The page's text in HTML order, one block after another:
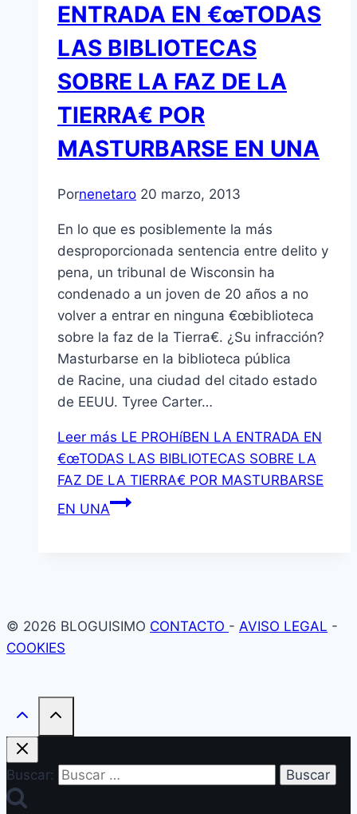
ENTRADA EN €œTODAS
LAS BIBLIOTECAS
SOBRE LA FAZ DE LA
TIERRA€ POR
MASTURBARSE EN UNA
Pornenetaro 20 marzo, 2013
En lo que es posiblemente la más
desproporcionada sentencia entre delito y
pena, un tribunal de Wisconsin ha
condenado a un joven de 20 años a no
volver a entrar en ninguna €œbiblioteca
sobre la faz de la Tierra€. ¿Su infracción?
Masturbarse en la biblioteca pública
de Racine, una ciudad del citado estado
de EEUU. Tyree Carter…
Leer más LE PROHíBEN LA ENTRADA EN
€œTODAS LAS BIBLIOTECAS SOBRE LA
FAZ DE LA TIERRA€ POR MASTURBARSE
EN UNA
© 2026 BLOGUISIMO CONTACTO - AVISO LEGAL -
COOKIES
Buscar: